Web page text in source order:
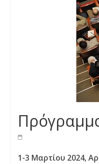
1-3 Μαρτίου 2024,